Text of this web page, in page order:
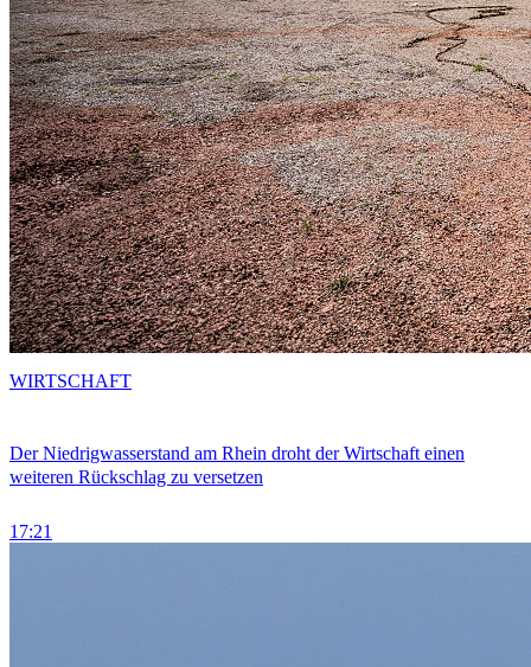
Der Niedrigwasserstand am Rhein droht der Wirtschaft einen
weiteren Rückschlag zu versetzen
17:21
WIRTSCHAFT